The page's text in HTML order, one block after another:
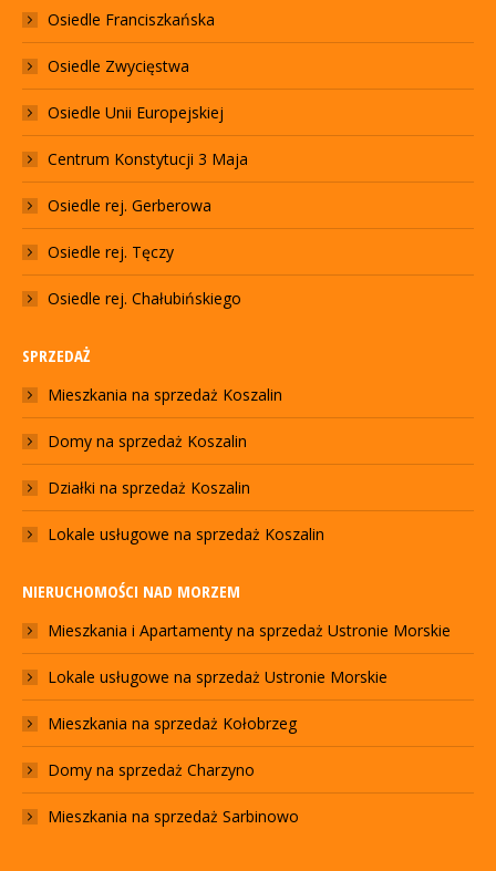
Osiedle Franciszkańska
Osiedle Zwycięstwa
Osiedle Unii Europejskiej
Centrum Konstytucji 3 Maja
Osiedle rej. Gerberowa
Osiedle rej. Tęczy
Osiedle rej. Chałubińskiego
SPRZEDAŻ
Mieszkania na sprzedaż Koszalin
Domy na sprzedaż Koszalin
Działki na sprzedaż Koszalin
Lokale usługowe na sprzedaż Koszalin
NIERUCHOMOŚCI NAD MORZEM
Mieszkania i Apartamenty na sprzedaż Ustronie Morskie
Lokale usługowe na sprzedaż Ustronie Morskie
Mieszkania na sprzedaż Kołobrzeg
Domy na sprzedaż Charzyno
Mieszkania na sprzedaż Sarbinowo